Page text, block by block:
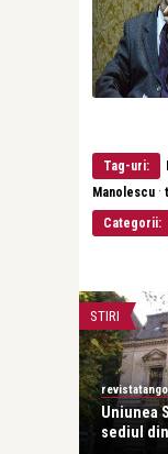
Tag-uri:
Manolescu ·
Categorii:
STIRI
Uniunea
sediul